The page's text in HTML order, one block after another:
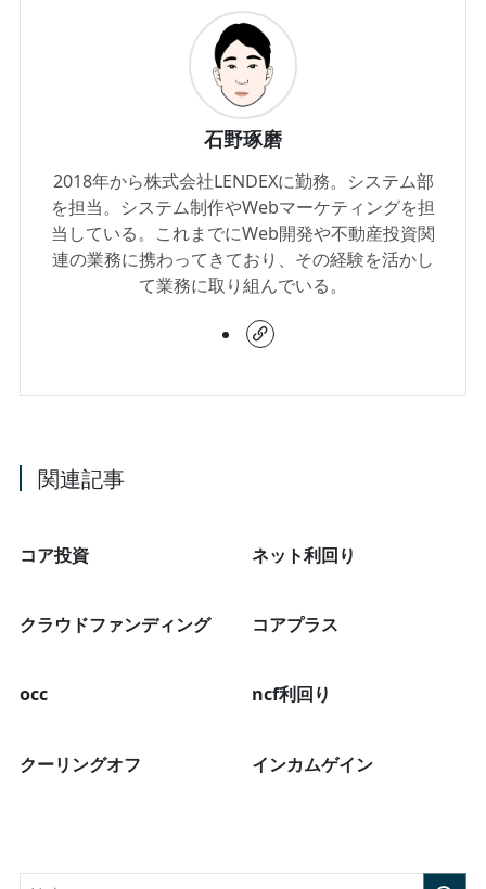
石野琢磨
2018年から株式会社LENDEXに勤務。システム部
を担当。システム制作やWebマーケティングを担
当している。これまでにWeb開発や不動産投資関
連の業務に携わってきており、その経験を活かし
て業務に取り組んでいる。
関連記事
コア投資 ネット利回り
クラウドファンディング コアプラス
occ ncf利回り
クーリングオフ インカムゲイン